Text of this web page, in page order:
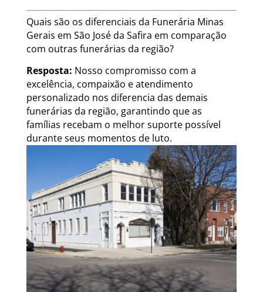
Quais são os diferenciais da Funerária Minas
Gerais em São José da Safira em comparação
com outras funerárias da região?
Resposta: Nosso compromisso com a
excelência, compaixão e atendimento
personalizado nos diferencia das demais
funerárias da região, garantindo que as
famílias recebam o melhor suporte possível
durante seus momentos de luto.